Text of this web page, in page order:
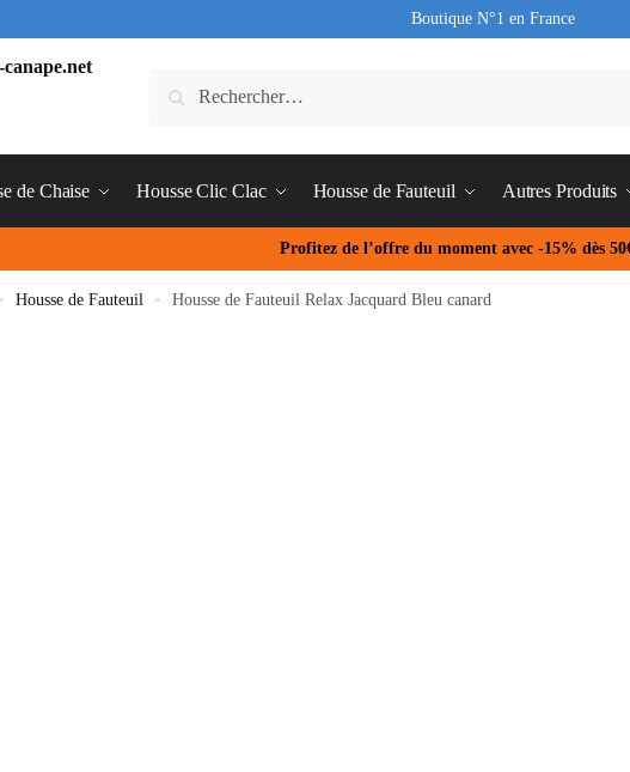
Boutique N°1 en France
de Chaise Housse Clic Clac Housse de Fauteuil Autres Produits
Profitez de l’offre du moment avec -15% dès
» Housse de Fauteuil » Housse de Fauteuil Relax Jacquard Bleu canard